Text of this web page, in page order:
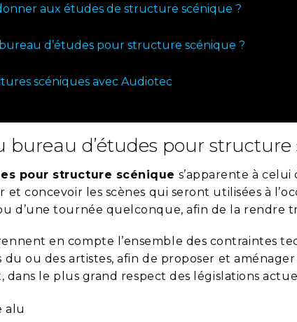
aux études de structure scénique ?
d’études pour structure scénique ?
scéniques avec Audiotec
bureau d’études pour structure
pour structure scénique s’apparente à
concevoir les scènes qui seront utilisées à
d’une tournée quelconque, afin de la rendre
en compte l’ensemble des contraintes
du ou des artistes, afin de proposer et
le plus grand respect des législations